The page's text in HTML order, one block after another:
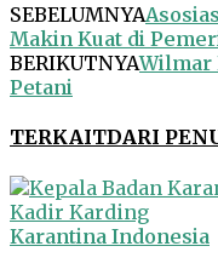
SEBELUMNYA
Makin Kuat di
BERIKUTNYAWilmar
Petani
TERKAITDARI
Karantina Indonesia